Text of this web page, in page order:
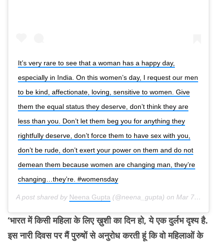
It’s very rare to see that a woman has a happy day,
especially in India. On this women’s day, I request our men
to be kind, affectionate, loving, sensitive to women. Give
them the equal status they deserve, don’t think they are
less than you. Don’t let them beg you for anything they
rightfully deserve, don’t force them to have sex with you,
don’t be rude, don’t exert your power on them and do not
demean them because women are changing man, they’re
changing…they’re. #womensday
A post shared by Neena Gupta (@neena_gupta) on Mar 7, 2019 at 9:25pm PST
‘भारत में किसी महिला के लिए ख़ुशी का दिन हो, ये एक दुर्लभ दृश्य है.
इस नारी दिवस पर मैं पुरुषों से अनुरोध करती हूं कि वो महिलाओं के